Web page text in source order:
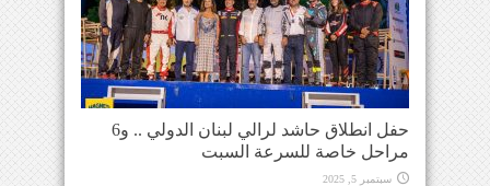
حفل انطلاق حاشد لرالي لبنان الدولي .. و6
مراحل خاصة للسرعة السبت
سبتمبر 5, 2025